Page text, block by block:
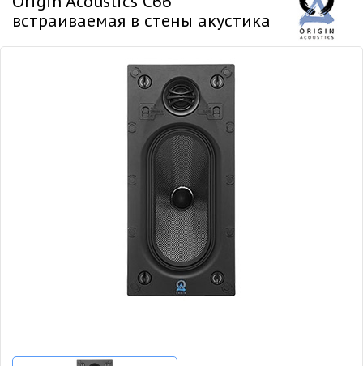
встраиваемая в стены акустика